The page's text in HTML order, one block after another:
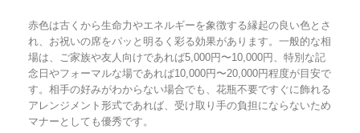
赤色は古くから生命力やエネルギーを象徴する縁起の良い色とさ
れ、お祝いの席をパッと明るく彩る効果があります。一般的な相
場は、ご家族や友人向けであれば5,000円〜10,000円、特別な記
念日やフォーマルな場であれば10,000円〜20,000円程度が目安で
す。相手の好みがわからない場合でも、花瓶不要ですぐに飾れる
アレンジメント形式であれば、受け取り手の負担にならないため
マナーとしても優秀です。